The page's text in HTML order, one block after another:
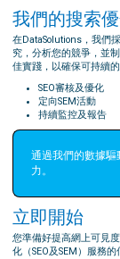
我們的搜索
在DataSolutions，我們
究，分析您的競爭，並
佳實踐，以確保可持續
SEO審核及優化
定向SEM活動
持續監控及報告
通過我們的數據
力。
立即開始
您準備好提高網上可見
化（SEO及SEM）服務